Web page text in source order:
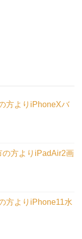
方よりiPhoneXバ
の方よりiPadAir2画
方よりiPhone11水